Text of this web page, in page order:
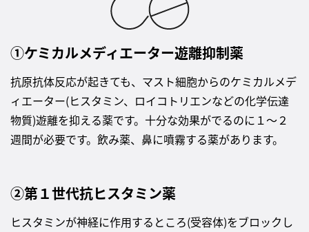
①ケミカルメディエーター遊離抑制薬
抗原抗体反応が起きても、マスト細胞からのケミカルメデ
ィエーター(ヒスタミン、ロイコトリエンなどの化学伝達
物質)遊離を抑える薬です。十分な効果がでるのに１～２
週間が必要です。飲み薬、鼻に噴霧する薬があります。
②第１世代抗ヒスタミン薬
ヒスタミンが神経に作用するところ(受容体)をブロックし